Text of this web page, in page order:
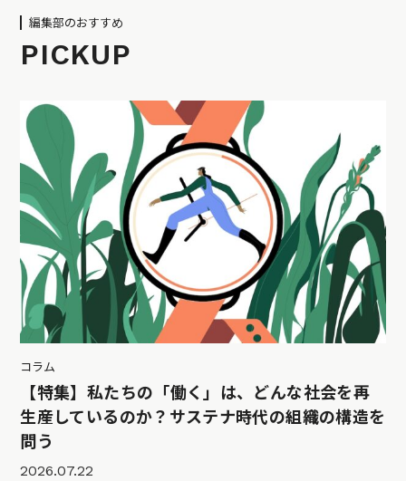
編集部のおすすめ
PICKUP
コラム
【特集】私たちの「働く」は、どんな社会を再
生産しているのか？サステナ時代の組織の構造を
問う
2026.07.22